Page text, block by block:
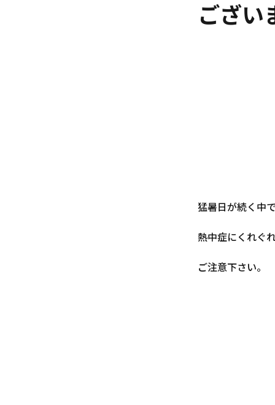
ござい
猛暑日が続く中
熱中症にくれぐ
ご注意下さい。